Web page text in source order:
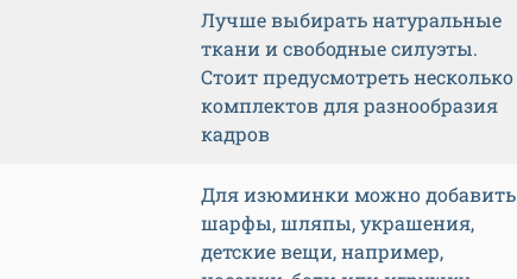
Лучше выбирать натуральные
ткани и свободные силуэты.
Стоит предусмотреть несколько
комплектов для разнообразия
кадров
Для изюминки можно добавить
шарфы, шляпы, украшения,
детские вещи, например,